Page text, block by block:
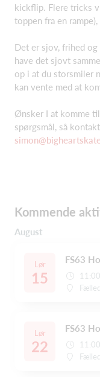
kickflip. Flere tricks
toppen fra en
Det er sjov, frihed
have det sjovt
op i at du storsmiler
kan vente med at
Ønsker I at komme
spørgsmål, så
Kommende
August
Lør
15
FS63
Lør
22
FS63